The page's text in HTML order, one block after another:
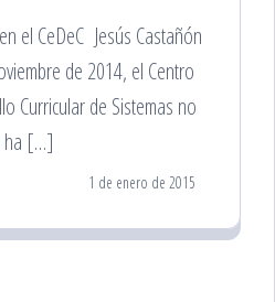
el CeDeC Jesús Castañón
de 2014, el Centro
Curricular de Sistemas no
ha […]
1 de enero de 2015